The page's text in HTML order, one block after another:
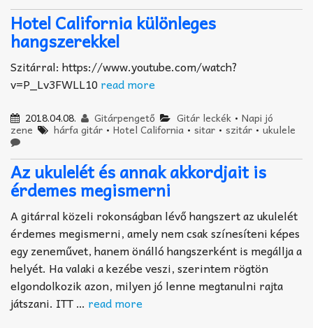
Hotel California különleges
hangszerekkel
Szitárral: https://www.youtube.com/watch?
v=P_Lv3FWLL10read more
2018.04.08. Gitárpengető Gitár leckék• Napi jó
zene hárfa gitár •Hotel California •sitar •szitár•ukulele
Az ukulelét és annak akkordjait is
érdemes megismerni
A gitárral közeli rokonságban lévő hangszert az ukulelét
érdemes megismerni, amely nem csak színesíteni képes
egy zeneművet, hanem önálló hangszerként is megállja a
helyét. Ha valaki a kezébe veszi, szerintem rögtön
elgondolkozik azon, milyen jó lenne megtanulni rajta
játszani. ITT … read more